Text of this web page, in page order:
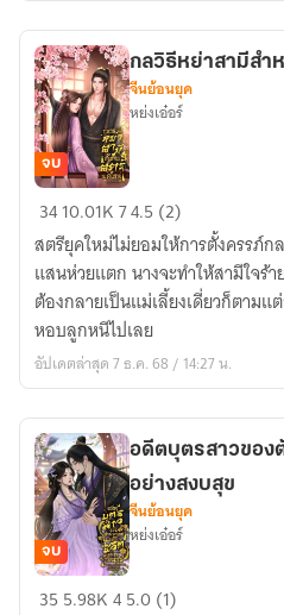
ตัว
ร้าย
ใน
นิยาย
เรื่อง
หนึ่ง
กลวิธี
หย่า
สามี
สำหรับ
สตรี
ยุค
ใหม่
จบ
กลวิธีหย่าสามีสำ
จีนย้อนยุค
หย่งเอ๋อร์
3410.01K74.5 (2)
สตรียุคใหม่ไม่ยอมให้การตั้งครรภ์
แสนห่วยแตก นางจะทำให้สามีใจร้
ต้องกลายเป็นแม่เลี้ยงเดี่ยวก็ตามแ
หอบลูกหนีไปเลย
อัปเดตล่าสุด 7 ธ.ค. 68 / 14:27 น.
อดีต
จบ
อดีตบุตรสาวของ
อย่างสงบสุข
จีนย้อนยุค
หย่งเอ๋อร์
35 5.98K45.0 (1)